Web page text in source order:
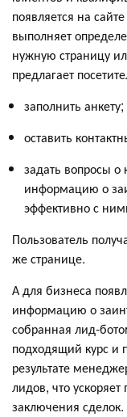
появляется на
выполняет
нужную страницу
предлагает
заполнить анкету;
оставить
задать вопросы о
информацию о
эффективно с
Пользователь
же странице.
А для бизнеса
информацию о
собранная лид-
подходящий курс и
результате
лидов, что
заключения сделок.